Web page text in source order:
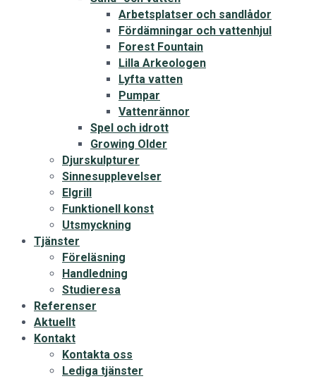
Arbetsplatser och sandlådor
Fördämningar och vattenhjul
Forest Fountain
Lilla Arkeologen
Lyfta vatten
Pumpar
Vattenrännor
Spel och idrott
Growing Older
Djurskulpturer
Sinnesupplevelser
Elgrill
Funktionell konst
Utsmyckning
Tjänster
Föreläsning
Handledning
Studieresa
Referenser
Aktuellt
Kontakt
Kontakta oss
Lediga tjänster